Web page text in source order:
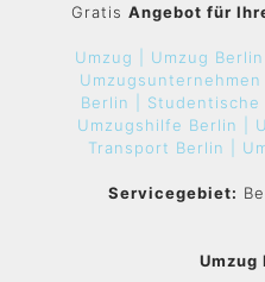
Gratis Angebot für
Umzug | Umzug Berlin |
Berlin | Studentische
Umzugshilfe Berlin |
Transport Berlin |
Servicegebiet:
Umzug